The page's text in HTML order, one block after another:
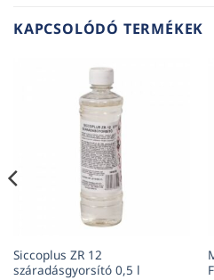
KAPCSOLÓDÓ TERMÉKEK
Siccoplus ZR 12
száradásgyorsító 0,5 l